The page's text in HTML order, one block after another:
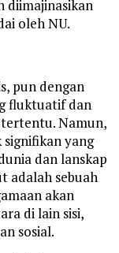
diimajinasikan
oleh NU.
pun dengan
fluktuatif dan
Namun,
yang
dan lanskap
adalah sebuah
akan
di lain sisi,
sosial.